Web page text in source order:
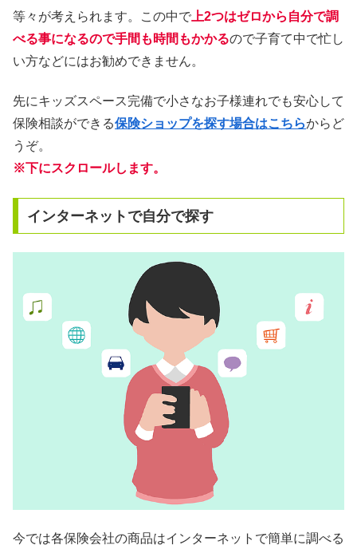
等々が考えられます。この中で 上2つはゼロから自分で調
べる事になるので手間も時間もかかるので子育て中で忙し
い方などにはお勧めできません。
先にキッズスペース完備で小さなお子様連れでも安心して
保険相談ができる保険ショップを探す場合はこちらからど
うぞ。
※下にスクロールします。
インターネットで自分で探す
今では各保険会社の商品はインターネットで簡単に調べる